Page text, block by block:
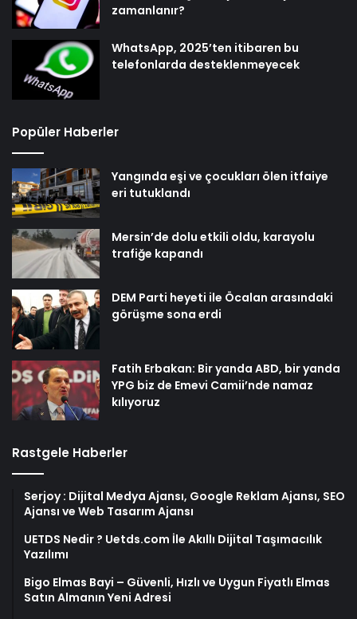
zamanlanır?
WhatsApp, 2025’ten itibaren bu
telefonlarda desteklenmeyecek
Popüler Haberler
Yangında eşi ve çocukları ölen itfaiye
eri tutuklandı
Mersin’de dolu etkili oldu, karayolu
trafiğe kapandı
DEM Parti heyeti ile Öcalan arasındaki
görüşme sona erdi
Fatih Erbakan: Bir yanda ABD, bir yanda
YPG biz de Emevi Camii’nde namaz
kılıyoruz
Rastgele Haberler
Serjoy : Dijital Medya Ajansı, Google Reklam Ajansı, SEO
Ajansı ve Web Tasarım Ajansı
UETDS Nedir ? Uetds.com İle Akıllı Dijital Taşımacılık
Yazılımı
Bigo Elmas Bayi – Güvenli, Hızlı ve Uygun Fiyatlı Elmas
Satın Almanın Yeni Adresi